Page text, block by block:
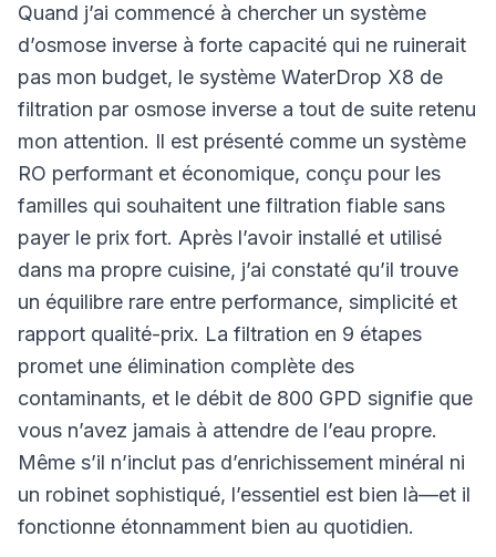
Quand j’ai commencé à chercher un système
d’osmose inverse à forte capacité qui ne ruinerait
pas mon budget, le système WaterDrop X8 de
filtration par osmose inverse a tout de suite retenu
mon attention. Il est présenté comme un système
RO performant et économique, conçu pour les
familles qui souhaitent une filtration fiable sans
payer le prix fort. Après l’avoir installé et utilisé
dans ma propre cuisine, j’ai constaté qu’il trouve
un équilibre rare entre performance, simplicité et
rapport qualité-prix. La filtration en 9 étapes
promet une élimination complète des
contaminants, et le débit de 800 GPD signifie que
vous n’avez jamais à attendre de l’eau propre.
Même s’il n’inclut pas d’enrichissement minéral ni
un robinet sophistiqué, l’essentiel est bien là—et il
fonctionne étonnamment bien au quotidien.